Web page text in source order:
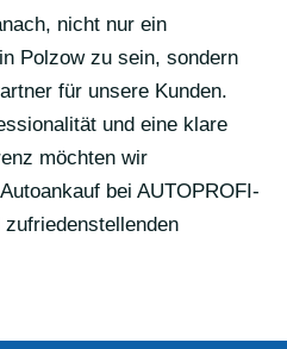
nicht nur ein
Polzow zu sein, sondern
für unsere Kunden.
und eine klare
möchten wir
bei AUTOPROFI-